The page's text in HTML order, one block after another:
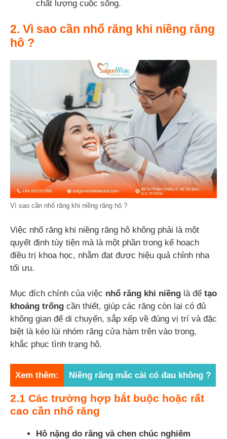
chất lượng cuộc sống.
2. Vì sao cần nhổ răng khi niềng răng
hô ?
Vì sao cần nhổ răng khi niềng răng hô ?
Việc nhổ răng khi niềng răng hô không phải là một
quyết định tùy tiện mà là một phần trong kế hoạch
điều trị khoa học, nhằm đạt được hiệu quả chỉnh nha
tối ưu.
Mục đích chính của việc nhổ răng khi niềng là để tạo
khoảng trống cần thiết, giúp các răng còn lại có đủ
không gian để di chuyển, sắp xếp về đúng vị trí và đặc
biệt là kéo lùi nhóm răng cửa hàm trên vào trong,
khắc phục tình trạng hô.
Xem thêm: Niềng răng mắc cài có đau không ?
2.1 Các trường hợp bắt buộc hoặc rất
cao cần nhổ răng
Hô nặng do răng và chen chúc nghiêm